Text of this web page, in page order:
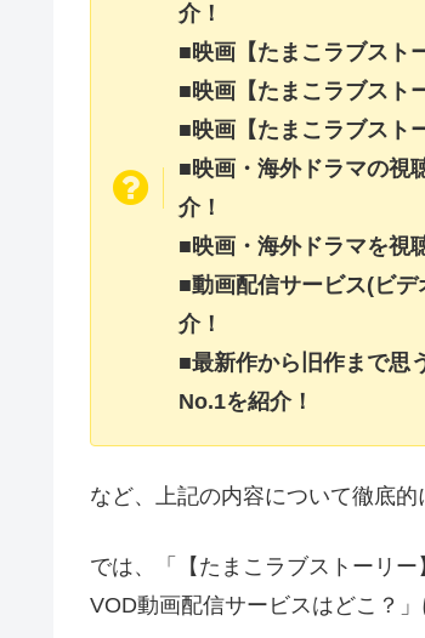
介！
■映画【たまこラブスト
■映画【たまこラブスト
■映画【たまこラブスト
■映画・海外ドラマの視
介！
■映画・海外ドラマを視
■動画配信サービス(ビ
介！
■最新作から旧作まで思
No.1を紹介！
など、上記の内容について徹底的
では、「【たまこラブストーリ
VOD動画配信サービスはどこ？